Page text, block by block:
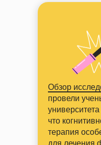
Обзор
провели
что
терапия
для лечения